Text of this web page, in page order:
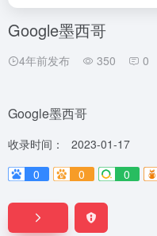
Google墨西哥
4年前发布 350 0
Google墨西哥
收录时间：
2023-01-17
0
0 0